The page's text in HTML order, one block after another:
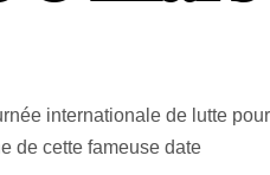
internationale de lutte
de cette fameuse date